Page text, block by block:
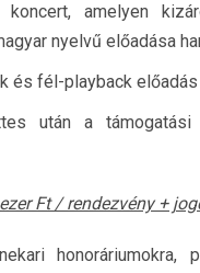
koncert, amelyen
nyelvű előadása
és fél-playback
után a
Ft / rendezvény +
honoráriumokra,